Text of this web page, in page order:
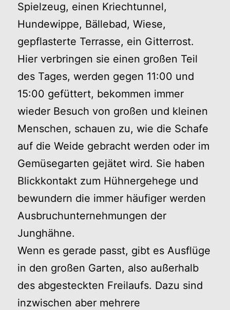
Spielzeug, einen Kriechtunnel,
Hundewippe, Bällebad, Wiese,
gepflasterte Terrasse, ein Gitterrost.
Hier verbringen sie einen großen Teil
des Tages, werden gegen 11:00 und
15:00 gefüttert, bekommen immer
wieder Besuch von großen und kleinen
Menschen, schauen zu, wie die Schafe
auf die Weide gebracht werden oder im
Gemüsegarten gejätet wird. Sie haben
Blickkontakt zum Hühnergehege und
bewundern die immer häufiger werden
Ausbruchunternehmungen der
Junghähne.
Wenn es gerade passt, gibt es Ausflüge
in den großen Garten, also außerhalb
des abgesteckten Freilaufs. Dazu sind
inzwischen aber mehrere